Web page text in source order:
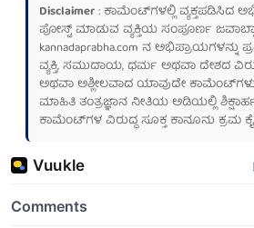
Disclaimer: ಕಾಮೆಂಟ್‌ಗಳಲ್ಲಿ ವ್ಯಕ್ತಪಡಿಸಿದ
ಪೋಸ್ಟ್ ಮಾಡುವ ವ್ಯಕ್ತಿಯ ಸಂಪೂರ್ಣ
kannadaprabha.com ನ ಅಭಿಪ್ರಾಯಗಳನ್ನು
ವ್ಯಕ್ತಿ, ಸಮುದಾಯ, ಧರ್ಮ ಅಥವಾ ದೇಶದ
ಅಥವಾ ಅಶ್ಲೀಲವಾದ ಯಾವುದೇ
ಮಾಹಿತಿ ತಂತ್ರಜ್ಞಾನ ನೀತಿಯ ಅಡಿಯಲ್ಲಿ
ಕಾಮೆಂಟ್‌ಗಳ ವಿರುದ್ಧ ಸೂಕ್ತ ಕಾನೂನು ಕ್ರಮ